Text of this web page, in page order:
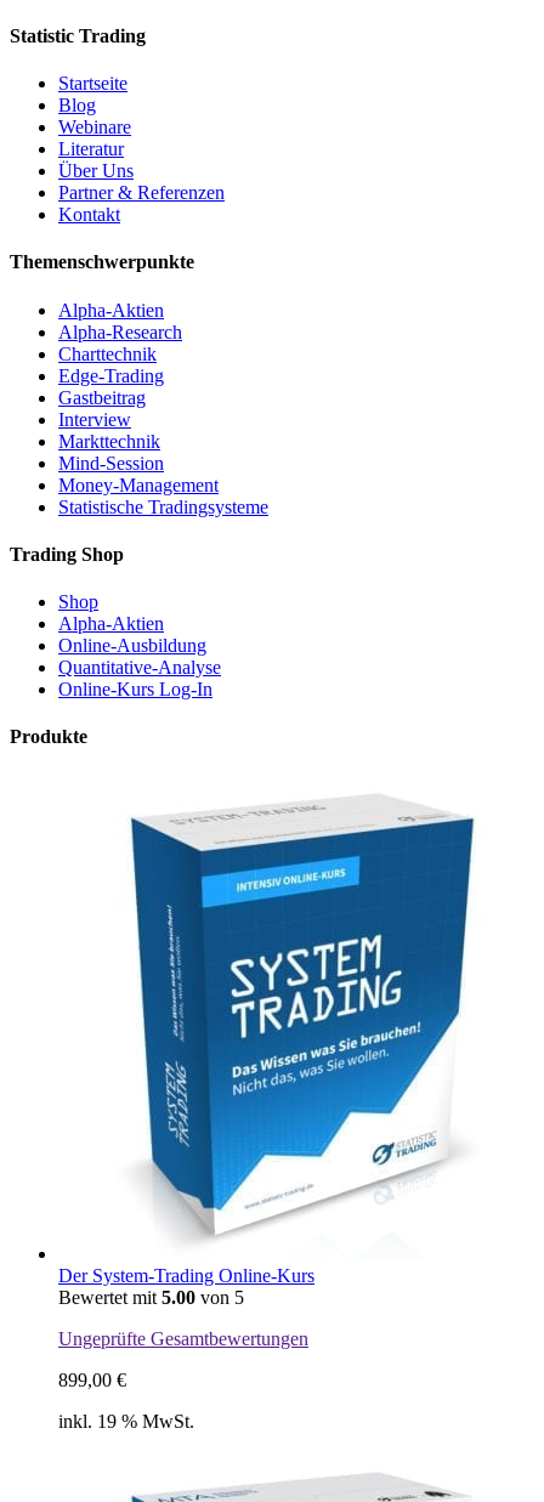
Statistic Trading
Startseite
Blog
Webinare
Literatur
Über Uns
Partner & Referenzen
Kontakt
Themenschwerpunkte
Alpha-Aktien
Alpha-Research
Charttechnik
Edge-Trading
Gastbeitrag
Interview
Markttechnik
Mind-Session
Money-Management
Statistische Tradingsysteme
Trading Shop
Shop
Alpha-Aktien
Online-Ausbildung
Quantitative-Analyse
Online-Kurs Log-In
Produkte
Der System-Trading Online-Kurs
Bewertet mit 5.00 von 5
Ungeprüfte Gesamtbewertungen
899,00 €
inkl. 19 % MwSt.